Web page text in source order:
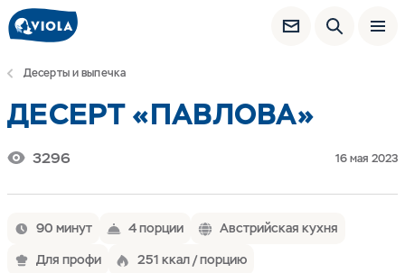
Десерты и выпечка
ДЕСЕРТ «ПАВЛОВА»
3296 16 мая 2023
90 минут 4 порции
Австрийская кухня
Для профи
251 ккал / порцию